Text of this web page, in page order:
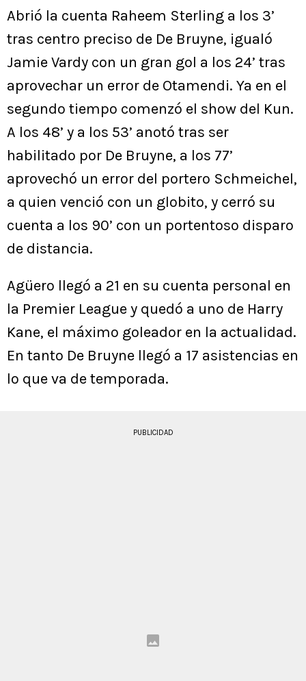
Abrió la cuenta Raheem Sterling a los 3’
tras centro preciso de De Bruyne, igualó
Jamie Vardy con un gran gol a los 24’ tras
aprovechar un error de Otamendi. Ya en el
segundo tiempo comenzó el show del Kun.
A los 48’ y a los 53’ anotó tras ser
habilitado por De Bruyne, a los 77’
aprovechó un error del portero Schmeichel,
a quien venció con un globito, y cerró su
cuenta a los 90’ con un portentoso disparo
de distancia.
Agüero llegó a 21 en su cuenta personal en
la Premier League y quedó a uno de Harry
Kane, el máximo goleador en la actualidad.
En tanto De Bruyne llegó a 17 asistencias en
lo que va de temporada.
PUBLICIDAD